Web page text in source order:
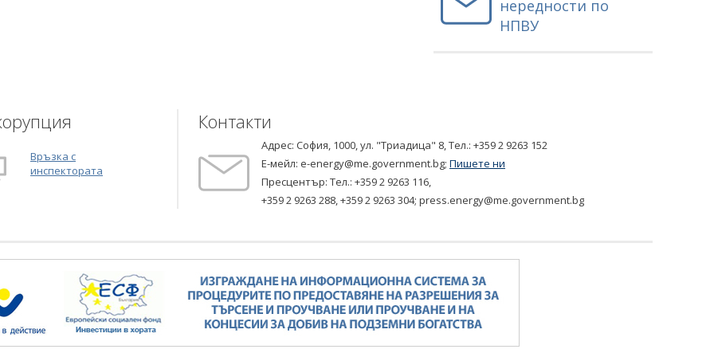
нередности по
НПВУ
Връзка с
инспектората
Контакти
Адрес: София, 1000, ул. "Триадица" 8,Tел.: +359 2 9263 152
Е-мейл: e-energy@me.government.bg; Пишете ни
Пресцентър: Тел.: +359 2 9263 116,
+359 2 9263 288,+359 2 9263 304; press.energy@me.government.bg